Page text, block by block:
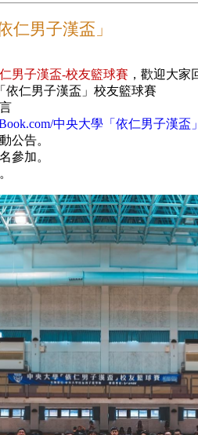
仁男子漢盃」
男子漢盃-校友籃球賽 ，歡迎大家
依仁男子漢盃」校友籃球賽
中央大學「依仁男子漢盃
公告。
參加。